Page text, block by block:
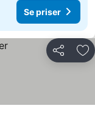
Se priser
Dela